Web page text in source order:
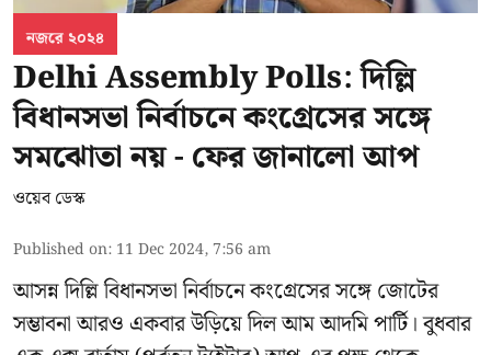
নজরে ২০২৪
Delhi Assembly Polls: দিল্লি
বিধানসভা নির্বাচনে কংগ্রেসের সঙ্গে
সমঝোতা নয় - ফের জানালো আপ
ওয়েব ডেস্ক
Published on: 11 Dec 2024, 7:56 am
আসন্নদিল্লি বিধানসভা নির্বাচনেকংগ্রেসের সঙ্গে জোটের
সম্ভাবনা আরও একবার উড়িয়ে দিল আম আদমি পার্টি। বুধবার